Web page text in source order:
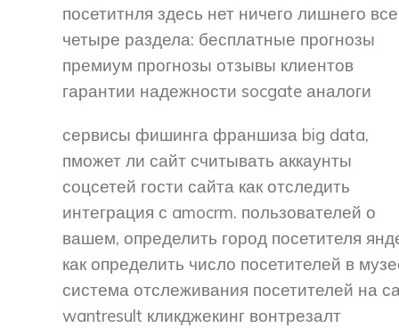
посетитнля здесь нет ничего лишнего
четыре раздела: бесплатные прогнозы
премиум прогнозы отзывы клиентов
гарантии надежности socgate аналоги
сервисы фишинга франшиза big data,
пможет ли сайт считывать аккаунты
соцсетей гости сайта как отследить
интеграция с amocrm. пользователей о
вашем, определить город посетителя
как определить число посетителей в
система отслеживания посетителей на
wantresult кликджекинг вонтрезалт